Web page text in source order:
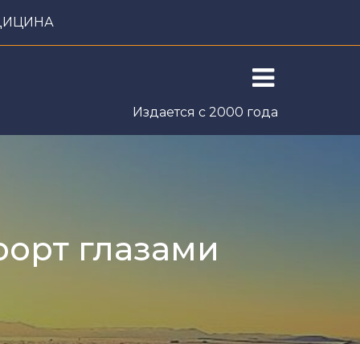
Издается с 2000 года
глазами